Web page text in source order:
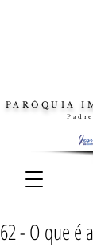
PARÓQUIA
62 - O que é